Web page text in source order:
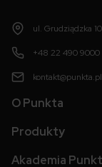
ul. Grudziądzka
+48 22 490 9000
kontakt@punkta.pl
O Punkta
Produkty
Akademia